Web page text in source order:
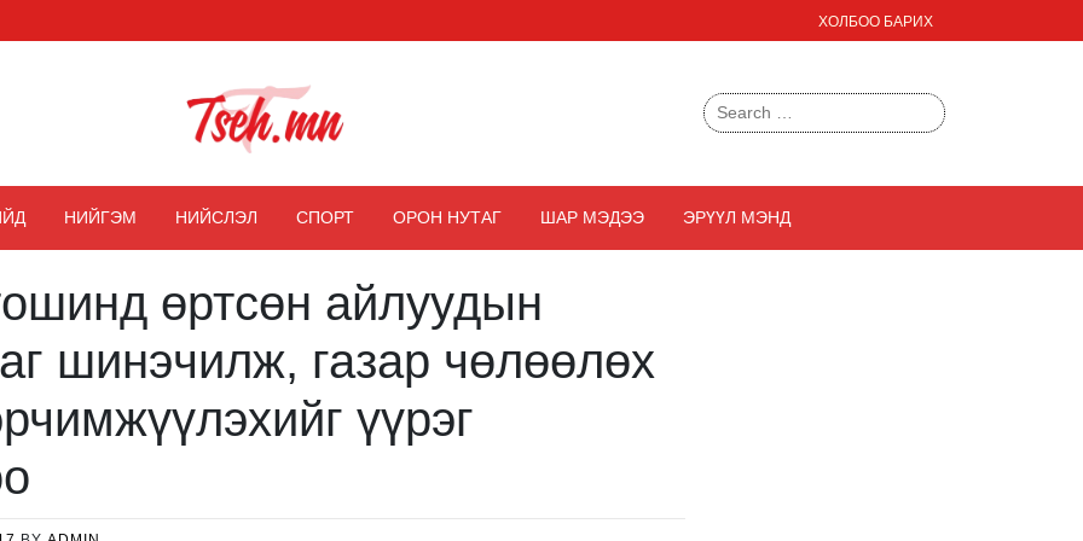
ХОЛБОО БАРИХ
Цэх мэдээ
Search
for:
НИЙГЭМ НИЙСЛЭЛ СПОРТ ОРОН НУТАГ ШАР МЭДЭЭ ЭРҮҮЛ МЭНД
өртсөн айлуудын
шинэчилж, газар чөлөөлөх
үүрэг